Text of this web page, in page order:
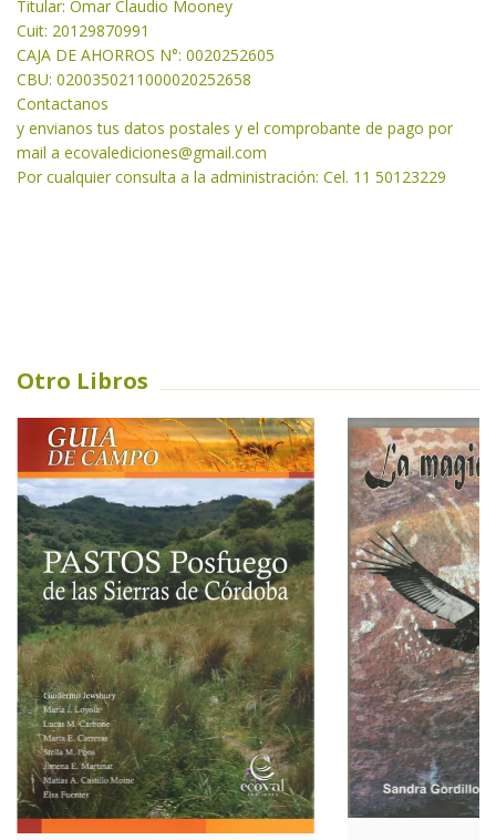
Titular: Omar Claudio Mooney
Cuit: 20129870991
CAJA DE AHORROS N°: 0020252605
CBU: 0200350211000020252658
Contactanos
y envianos tus datos postales y el comprobante de pago por
mail a ecovalediciones@gmail.com
Por cualquier consulta a la administración: Cel. 11 50123229
Otro Libros